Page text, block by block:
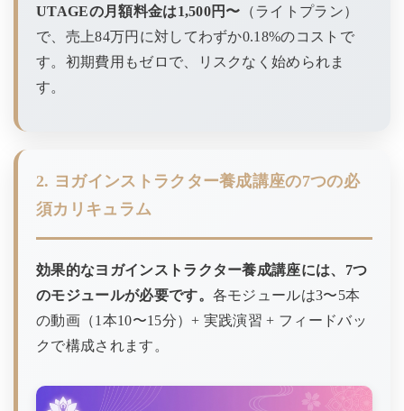
UTAGEの月額料金は1,500円〜 （ライトプラン）
で、売上84万円に対してわずか0.18%のコストで
す。初期費用もゼロで、リスクなく始められま
す。
2. ヨガインストラクター養成講座の7つの必
須カリキュラム
効果的なヨガインストラクター養成講座には、7つ
のモジュールが必要です。 各モジュールは3〜5本
の動画（1本10〜15分）+ 実践演習 + フィードバッ
クで構成されます。